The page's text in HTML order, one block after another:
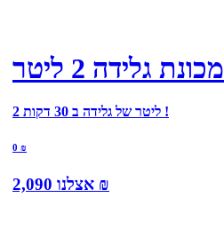
מכונת גלידה 2 ליטר
2 ליטר של גלידה ב 30 דקות !
0 ₪
אצלנו 2,090 ₪